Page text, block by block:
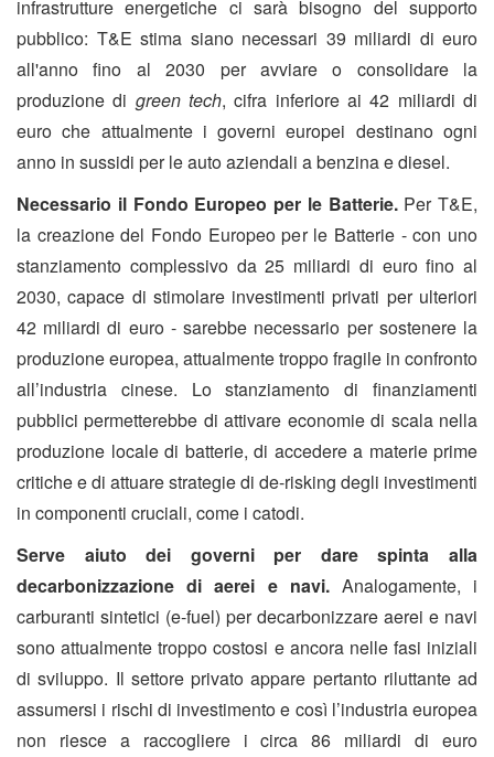
infrastrutture energetiche ci sarà bisogno del supporto
pubblico: T&E stima siano necessari 39 miliardi di euro
all'anno fino al 2030 per avviare o consolidare la
produzione di green tech, cifra inferiore ai 42 miliardi di
euro che attualmente i governi europei destinano ogni
anno in sussidi per le auto aziendali a benzina e diesel.
Necessario il Fondo Europeo per le Batterie. Per T&E,
la creazione del Fondo Europeo per le Batterie - con uno
stanziamento complessivo da 25 miliardi di euro fino al
2030, capace di stimolare investimenti privati per ulteriori
42 miliardi di euro - sarebbe necessario per sostenere la
produzione europea, attualmente troppo fragile in confronto
all’industria cinese. Lo stanziamento di finanziamenti
pubblici permetterebbe di attivare economie di scala nella
produzione locale di batterie, di accedere a materie prime
critiche e di attuare strategie di de-risking degli investimenti
in componenti cruciali, come i catodi.
Serve aiuto dei governi per dare spinta alla
decarbonizzazione di aerei e navi. Analogamente, i
carburanti sintetici (e-fuel) per decarbonizzare aerei e navi
sono attualmente troppo costosi e ancora nelle fasi iniziali
di sviluppo. Il settore privato appare pertanto riluttante ad
assumersi i rischi di investimento e così l’industria europea
non riesce a raccogliere i circa 86 miliardi di euro